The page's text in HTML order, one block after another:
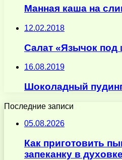
Манная каша на
12.02.2018
Салат «Язычок под
16.08.2019
Шоколадный
Последние записи
05.08.2026
Как приготовить
запеканку в